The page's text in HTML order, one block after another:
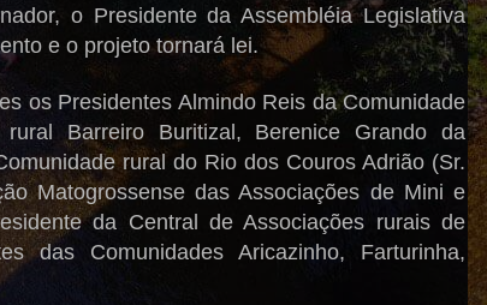
o Presidente da Assembléia Legislativa
e o projeto tornará lei.
os Presidentes Almindo Reis da Comunidade
Barreiro Buritizal, Berenice Grando da
rural do Rio dos Couros Adrião (Sr.
Matogrossense das Associações de Mini e
da Central de Associações rurais de
das Comunidades Aricazinho, Farturinha,